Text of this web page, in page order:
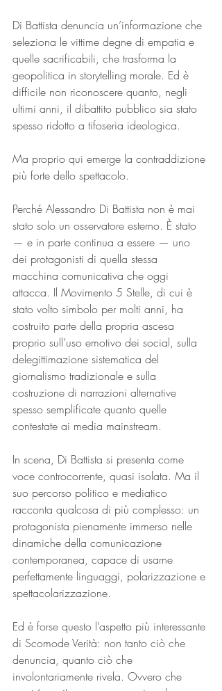
Di Battista denuncia un’informazione che
seleziona le vittime degne di empatia e
quelle sacrificabili, che trasforma la
geopolitica in storytelling morale. Ed è
difficile non riconoscere quanto, negli
ultimi anni, il dibattito pubblico sia stato
spesso ridotto a tifoseria ideologica.
Ma proprio qui emerge la contraddizione
più forte dello spettacolo.
Perché Alessandro Di Battista non è mai
stato solo un osservatore esterno. È stato
— e in parte continua a essere — uno
dei protagonisti di quella stessa
macchina comunicativa che oggi
attacca. Il Movimento 5 Stelle, di cui è
stato volto simbolo per molti anni, ha
costruito parte della propria ascesa
proprio sull’uso emotivo dei social, sulla
delegittimazione sistematica del
giornalismo tradizionale e sulla
costruzione di narrazioni alternative
spesso semplificate quanto quelle
contestate ai media mainstream.
In scena, Di Battista si presenta come
voce controcorrente, quasi isolata. Ma il
suo percorso politico e mediatico
racconta qualcosa di più complesso: un
protagonista pienamente immerso nelle
dinamiche della comunicazione
contemporanea, capace di usarne
perfettamente linguaggi, polarizzazione e
spettacolarizzazione.
Ed è forse questo l’aspetto più interessante
di Scomode Verità: non tanto ciò che
denuncia, quanto ciò che
involontariamente rivela. Ovvero che